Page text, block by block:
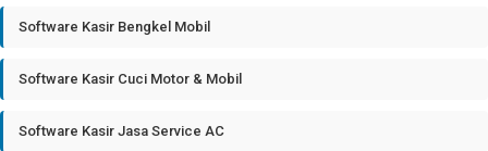
Software Kasir Bengkel Mobil
Software Kasir Cuci Motor & Mobil
Software Kasir Jasa Service AC